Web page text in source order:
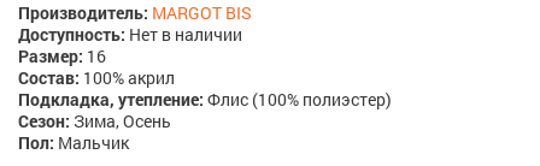
Производитель: MARGOT BIS
Доступность: Нет в наличии
Размер: 16
Состав: 100% акрил
Подкладка, утепление: Флис (100% полиэстер)
Сезон: Зима, Осень
Пол: Мальчик